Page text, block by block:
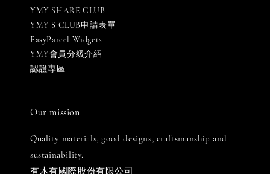
YMY SHARE CLUB
YMY S CLUB申請表單
EasyParcel Widgets
YMY會員分級介紹
認證專區
Our mission
Quality materials, good designs, craftsmanship and
sustainability.
有木有國際股份有限公司